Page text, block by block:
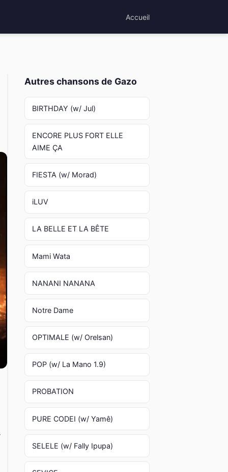
Accueil
Autres chansons de Gazo
BIRTHDAY (w/ Jul)
ENCORE PLUS FORT ELLE
AIME ÇA
FIESTA (w/ Morad)
iLUV
LA BELLE ET LA BÊTE
Mami Wata
NANANI NANANA
Notre Dame
OPTIMALE (w/ Orelsan)
POP (w/ La Mano 1.9)
PROBATION
PURE CODEI (w/ Yamê)
SELELE (w/ Fally Ipupa)